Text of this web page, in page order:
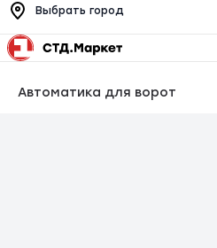
Выбрать город
Автоматика для ворот